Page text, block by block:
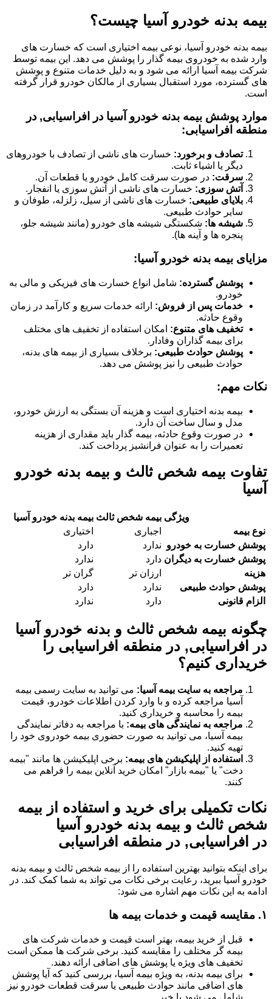
بیمه بدنه خودرو آسیا چیست؟
بیمه بدنه خودرو آسیا، نوعی بیمه اختیاری است که خسارت های
وارد شده به خودروی بیمه گذار را پوشش می دهد. این بیمه توسط
شرکت بیمه آسیا ارائه می شود و به دلیل خدمات متنوع و پوشش
های گسترده، مورد استقبال بسیاری از مالکان خودرو قرار گرفته
است.
موارد پوشش بیمه بدنه خودرو آسیا در افراسیابی, در
منطقه افراسیابی:
تصادف و برخورد: خسارت های ناشی از تصادف با خودروهای
دیگر یا اشیاء ثابت.
سرقت: در صورت سرقت کامل خودرو یا قطعات آن.
آتش سوزی: خسارت های ناشی از آتش سوزی یا انفجار.
بلایای طبیعی: خسارت های ناشی از سیل، زلزله، طوفان و
سایر حوادث طبیعی.
شیشه ها: شکستگی شیشه های خودرو (مانند شیشه جلو،
پنجره ها و آینه ها).
مزایای بیمه بدنه خودرو آسیا:
پوشش گسترده: شامل انواع خسارت های فیزیکی و مالی به
خودرو.
خدمات پس از فروش: ارائه خدمات سریع و کارآمد در زمان
وقوع حادثه.
تخفیف های متنوع: امکان استفاده از تخفیف های مختلف
برای بیمه گذاران وفادار.
پوشش حوادث طبیعی: برخلاف بسیاری از بیمه های بدنه،
حوادث طبیعی را نیز پوشش می دهد.
نکات مهم:
بیمه بدنه اختیاری است و هزینه آن بستگی به ارزش خودرو،
مدل و سال ساخت آن دارد.
در صورت وقوع حادثه، بیمه گذار باید مقداری از هزینه
تعمیرات را به عنوان فرانشیز پرداخت کند.
تفاوت بیمه شخص ثالث و بیمه بدنه خودرو
آسیا
ویژگی بیمه شخص ثالث بیمه بدنه خودرو آسیا
نوع بیمه
اجباری
اختیاری
پوشش خسارت به خودرو ندارد
دارد
پوشش خسارت به دیگران دارد
ندارد
هزینه
ارزان تر
گران تر
پوشش حوادث طبیعی
ندارد
دارد
الزام قانونی
دارد ندارد
چگونه بیمه شخص ثالث و بدنه خودرو آسیا
در افراسیابی, در منطقه افراسیابی را
خریداری کنیم؟
مراجعه به سایت بیمه آسیا: می توانید به سایت رسمی بیمه
آسیا مراجعه کرده و با وارد کردن اطلاعات خودرو، قیمت
بیمه را محاسبه و خریداری کنید.
مراجعه به نمایندگی های بیمه: با مراجعه به دفاتر نمایندگی
بیمه آسیا، می توانید به صورت حضوری بیمه خودروی خود را
تهیه کنید.
استفاده از اپلیکیشن های بیمه: برخی اپلیکیشن ها مانند "بیمه
دخت" یا "بیمه بازار" امکان خرید آنلاین بیمه را فراهم می
کنند.
نکات تکمیلی برای خرید و استفاده از بیمه
شخص ثالث و بیمه بدنه خودرو آسیا
در افراسیابی, در منطقه افراسیابی
برای اینکه بتوانید بهترین استفاده را از بیمه شخص ثالث و بیمه بدنه
خودرو آسیا ببرید، رعایت برخی نکات می تواند به شما کمک کند. در
ادامه به این نکات مهم اشاره می شود:
۱. مقایسه قیمت و خدمات بیمه ها
قبل از خرید بیمه، بهتر است قیمت و خدمات شرکت های
بیمه گر مختلف را مقایسه کنید. برخی شرکت ها ممکن است
تخفیف های ویژه یا پوشش های اضافی ارائه دهند.
برای بیمه بدنه، به ویژه بیمه آسیا، بررسی کنید که آیا پوشش
های اضافی مانند حوادث طبیعی یا سرقت قطعات خودرو نیز
شامل می شود یا خیر.